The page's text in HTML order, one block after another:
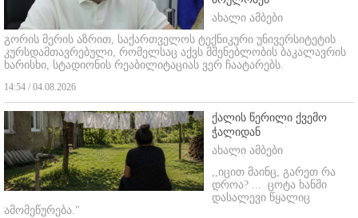
ახალი ამბები
გორის მერის აზრით, საქართველოს ტექნიკური უნივერსიტეტის
კურსდამთავრებული, რომელსაც აქვს მშენებლობის ბაკალავრის
ხარისხი, სტადიონის რეაბილიტაციას ვერ ჩაატარებს.
14:54 / 04.08.2026
ქალის წერილი ქვემო
ჭალიდან
ახალი ამბები
,,იცით მაინც, გარეთ რა
დროა? ... ცოტა ხანში
დასალევი წყალიც
ამომეწურება."